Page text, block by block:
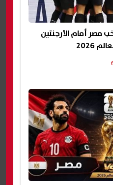
مصر أمام الأرجنتين